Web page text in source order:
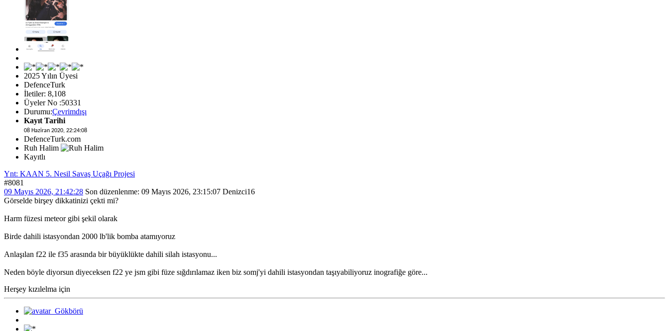
2025 Yılın Üyesi
DefenceTurk
İletiler: 8,108
Üyeler No :50331
Durumu:Çevrimdışı
Kayıt Tarihi
08 Haziran 2020, 22:24:08
DefenceTurk.com
Ruh Halim
Kayıtlı
Ynt: KAAN 5. Nesil Savaş Uçağı Projesi
#8081
09 Mayıs 2026, 21:42:28 Son düzenlenme: 09 Mayıs 2026, 23:15:07 Denizci16
Görselde birşey dikkatinizi çekti mi?
Harm füzesi meteor gibi şekil olarak
Birde dahili istasyondan 2000 lb'lik bomba atamıyoruz
Anlaşılan f22 ile f35 arasında bir büyüklükte dahili silah istasyonu...
Neden böyle diyorsun diyeceksen f22 ye jsm gibi füze sığdırılamaz iken biz somj'yi dahili istasyondan taşıyabiliyoruz inografiğe göre...
Herşey kızılelma için